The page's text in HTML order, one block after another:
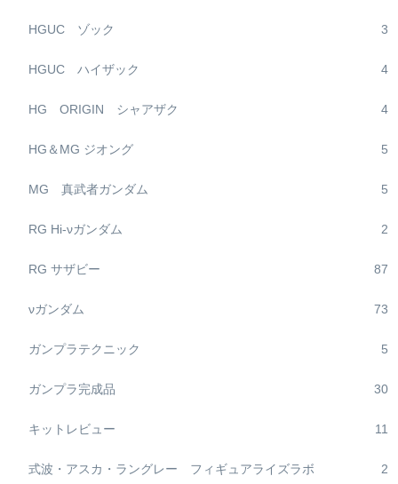
HGUC ゾック 3
HGUC ハイザック 4
HG ORIGIN シャアザク 4
HG＆MG ジオング 5
MG 真武者ガンダム 5
RG Hi-νガンダム 2
RG サザビー 87
νガンダム 73
ガンプラテクニック 5
ガンプラ完成品 30
キットレビュー 11
式波・アスカ・ラングレー フィギュアライズラボ 2